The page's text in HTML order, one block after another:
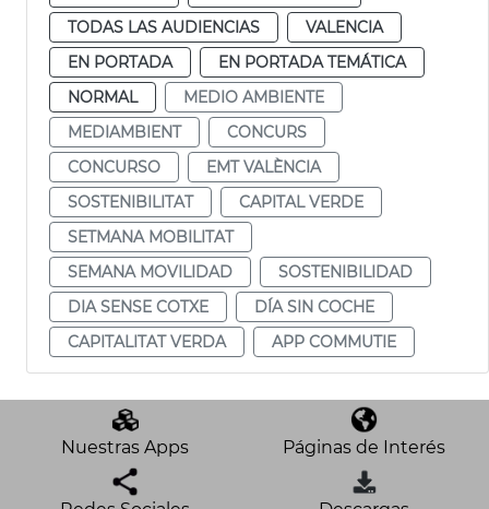
TODAS LAS AUDIENCIAS
VALENCIA
EN PORTADA
EN PORTADA TEMÁTICA
NORMAL
MEDIO AMBIENTE
MEDIAMBIENT
CONCURS
CONCURSO
EMT VALÈNCIA
SOSTENIBILITAT
CAPITAL VERDE
SETMANA MOBILITAT
SEMANA MOVILIDAD
SOSTENIBILIDAD
DIA SENSE COTXE
DÍA SIN COCHE
CAPITALITAT VERDA
APP COMMUTIE
Nuestras Apps Páginas de Interés